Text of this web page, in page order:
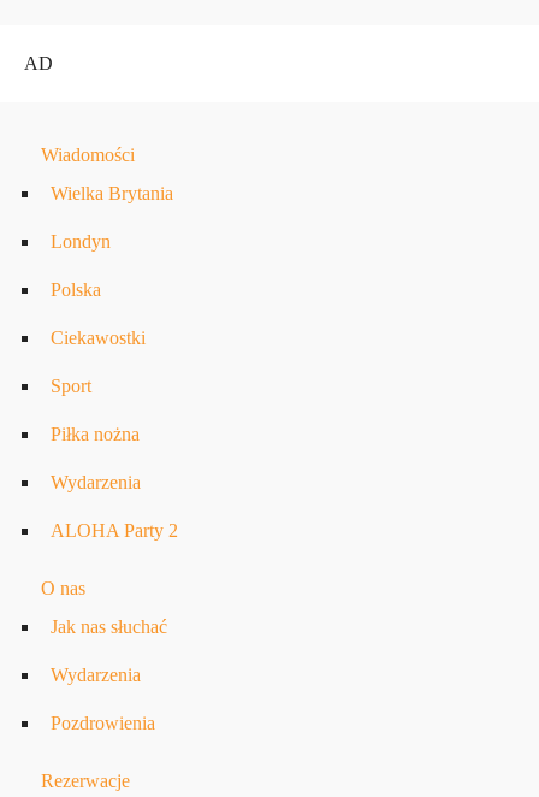
AD
Wiadomości
Wielka Brytania
Londyn
Polska
Ciekawostki
Sport
Piłka nożna
Wydarzenia
ALOHA Party 2
O nas
Jak nas słuchać
Wydarzenia
Pozdrowienia
Rezerwacje